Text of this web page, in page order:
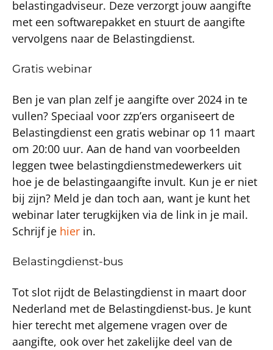
belastingadviseur. Deze verzorgt jouw aangifte
met een softwarepakket en stuurt de aangifte
vervolgens naar de Belastingdienst.
Gratis webinar
Ben je van plan zelf je aangifte over 2024 in te
vullen? Speciaal voor zzp’ers organiseert de
Belastingdienst een gratis webinar op 11 maart
om 20:00 uur. Aan de hand van voorbeelden
leggen twee belastingdienstmedewerkers uit
hoe je de belastingaangifte invult. Kun je er niet
bij zijn? Meld je dan toch aan, want je kunt het
webinar later terugkijken via de link in je mail.
Schrijf je hier in.
Belastingdienst-bus
Tot slot rijdt de Belastingdienst in maart door
Nederland met de Belastingdienst-bus. Je kunt
hier terecht met algemene vragen over de
aangifte, ook over het zakelijke deel van de